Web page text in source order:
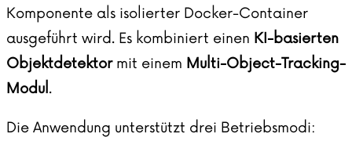
Komponente als isolierter Docker-Container
ausgeführt wird. Es kombiniert einen KI-basierten
Objektdetektormit einem Multi-Object-Tracking-
Modul .
Die Anwendung unterstützt drei Betriebsmodi: